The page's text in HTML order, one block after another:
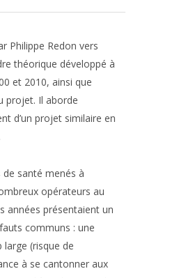
Philippe Redon vers
théorique développé à
et 2010, ainsi que
projet. Il aborde
d’un projet similaire en
santé menés à
opérateurs au
années présentaient un
communs : une
large (risque de
à se cantonner aux